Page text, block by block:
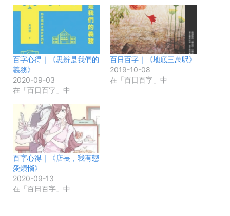
百字心得｜《思辨是我們的
義務》
2020-09-03
在「百日百字」中
百日百字｜《地底三萬呎》
2019-10-08
在「百日百字」中
百字心得｜《店長，我有戀
愛煩惱》
2020-09-13
在「百日百字」中